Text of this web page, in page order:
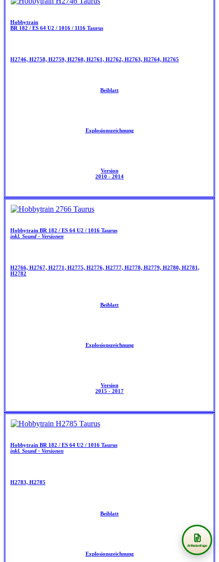
Hobbytrain
BR 182 / ES 64 U2 / 1016 / 1116 Taurus
H2746, H2758, H2759, H2760, H2761, H2762, H2763, H2764, H2765
Beiblatt
Explosionszeichnung
Version
2010 - 2014
Hobbytrain BR 182 / ES 64 U2 / 1016 Taurus
inkl. Sound - Versionen
H2766, H2767, H2771, H2775, H2776, H2777, H2778, H2779, H2780, H2781,
H2782
Beiblatt
Explosionszeichnung
Version
2015 - 2017
Hobbytrain BR 182 / ES 64 U2 / 1016 Taurus
inkl. Sound - Versionen
H2783, H2785
Beiblatt
Explosionszeichnung
Artikelanfrage